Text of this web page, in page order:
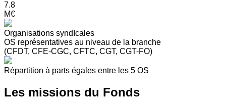
7.8
M€
Organisations syndIcales
OS représentatives au niveau de la branche
(CFDT, CFE-CGC, CFTC, CGT, CGT-FO)
Répartition à parts égales entre les 5 OS
Les missions du Fonds